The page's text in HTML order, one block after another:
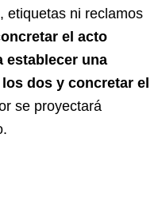
etiquetas ni reclamos
el acto
establecer una
dos y concretar el
se proyectará